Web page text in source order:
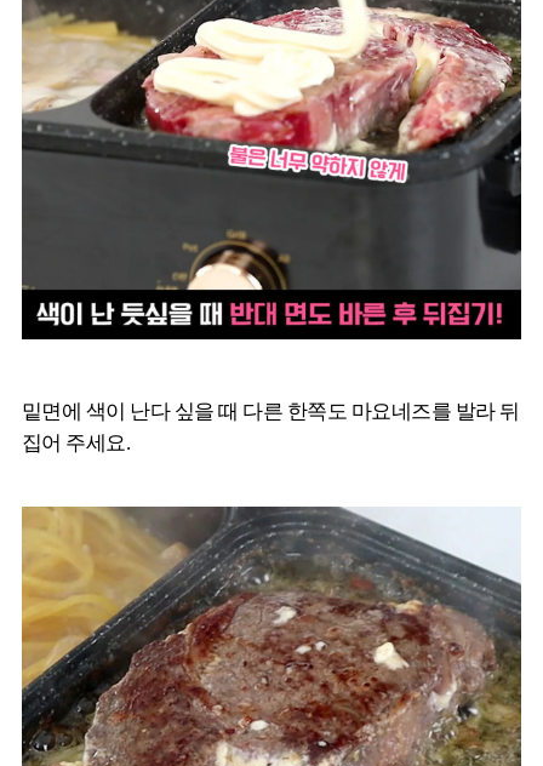
밑면에 색이 난다 싶을 때 다른 한쪽도 마요네즈를 발라 뒤
집어 주세요.